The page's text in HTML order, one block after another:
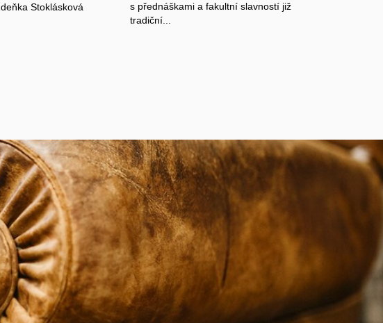
Stoklásková
s přednáškami a fakultní slavností již
tradiční...